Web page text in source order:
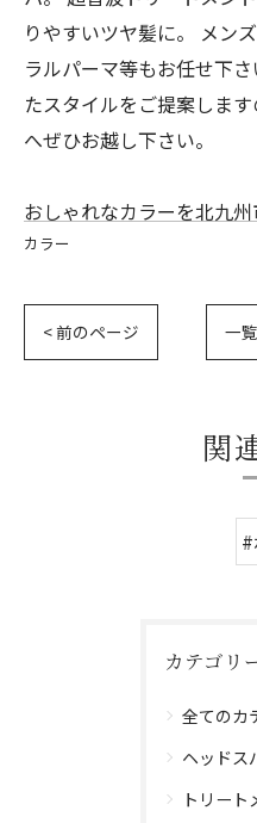
りやすいツヤ髪に。 メン
ラルパーマ等もお任せ下
たスタイルをご提案しま
へぜひお越し下さい。
おしゃれなカラーを北九州
カラー
< 前のページ 一
関
カテゴリ
全てのカ
ヘッドス
トリート